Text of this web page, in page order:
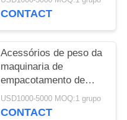
CONTACT
Acessórios de peso da
maquinaria de
empacotamento de
Kenwei 800mm
USD1000-5000 MOQ:1 grupo
CONTACT